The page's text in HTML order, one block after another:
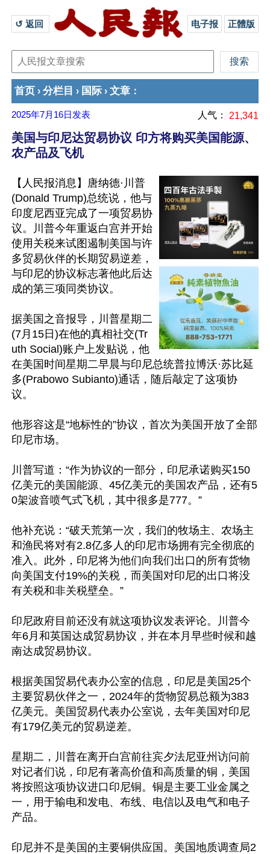
↺ 返回 电子报 正體版
首页 › 分栏目 › 国际 › 文章 ：
2025年7月16日 发表 人气： 21,341
美国与印尼达贸易协议 印方将购买美国能源、
农产品及飞机
【人民报消息】唐纳德·川普
(Donald Trump)总统说，他与
印度尼西亚完成了一项贸易协
议。川普今年重返白宫并开始
使用关税来试图遏制美国与许
多贸易伙伴的长期贸易逆差，
与印尼的协议标志著他此后达
成的第三项同类协议。
据美国之音报导，川普星期二
(7月15日)在他的真相社交(Tr
uth Social)账户上发贴说，他
在美国时间星期二早晨与印尼总统普拉博沃·苏比延
多(Prabowo Subianto)通话，随后敲定了这项协
议。
他形容这是“地标性的”协议，首次为美国开放了全部
印尼市场。
川普写道：“作为协议的一部分，印尼承诺购买150
亿美元的美国能源、45亿美元的美国农产品，还有5
0架波音喷气式飞机，其中很多是777。”
他补充说：“破天荒第一次，我们的牧场主、农场主
和渔民将对有2.8亿多人的印尼市场拥有完全彻底的
准入。此外，印尼将为他们向我们出口的所有货物
向美国支付19%的关税，而美国对印尼的出口将没
有关税和非关税壁垒。”
印尼政府目前还没有就这项协议发表评论。川普今
年6月和英国达成贸易协议，并在本月早些时候和越
南达成贸易协议。
根据美国贸易代表办公室的信息，印尼是美国25个
主要贸易伙伴之一，2024年的货物贸易总额为383
亿美元。美国贸易代表办公室说，去年美国对印尼
有179亿美元的贸易逆差。
星期二，川普在离开白宫前往宾夕法尼亚州访问前
对记者们说，印尼有著高价值和高质量的铜，美国
将按照这项协议进口印尼铜。铜是主要工业金属之
一，用于输电和发电、布线、电信以及电气和电子
产品。
印尼并不是美国的主要铜供应国。美国地质调查局2